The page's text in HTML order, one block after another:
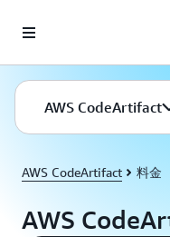
AWS CodeArtifact
AWS CodeArtifact 料金
AWS